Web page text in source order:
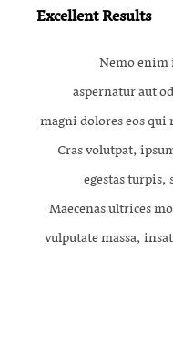
Excellent Results
Nemo enim
aspernatur aut
magni dolores eos
Cras volutpat,
egestas turpis,
Maecenas ultrices
vulputate massa,